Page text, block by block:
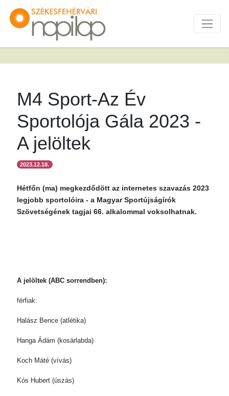
M4 Sport-Az Év
Sportolója Gála 2023 -
A jelöltek
2023.12.18.
Hétfőn (ma) megkezdődött az internetes szavazás 2023
legjobb sportolóira - a Magyar Sportújságírók
Szövetségének tagjai 66. alkalommal voksolhatnak.
A jelöltek (ABC sorrendben):
férfiak:
Halász Bence (atlétika)
Hanga Ádám (kosárlabda)
Koch Máté (vívás)
Kós Hubert (úszás)